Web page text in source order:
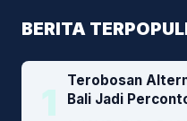
BERITA
1
Terobosan
Bali Jadi
Daerah